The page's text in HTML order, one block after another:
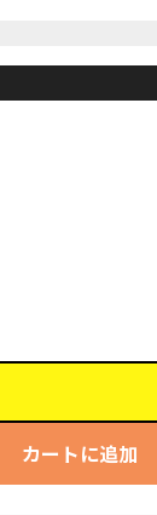
カートに追加